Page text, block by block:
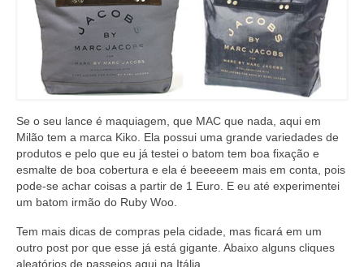
Se o seu lance é maquiagem, que MAC que nada, aqui em
Milão tem a marca Kiko. Ela possui uma grande variedades de
produtos e pelo que eu já testei o batom tem boa fixação e
esmalte de boa cobertura e ela é beeeeem mais em conta, pois
pode-se achar coisas a partir de 1 Euro. E eu até experimentei
um batom irmão do Ruby Woo.
Tem mais dicas de compras pela cidade, mas ficará em um
outro post por que esse já está gigante. Abaixo alguns cliques
aleatórios de passeios aqui na Itália.